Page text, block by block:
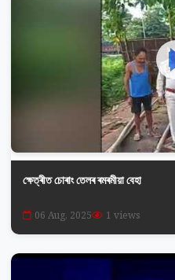
ক্ষেত্ৰীত চোৰাং তেলৰ ৰমৰমীয়া বেহা
06 Aug, 2025 1 views